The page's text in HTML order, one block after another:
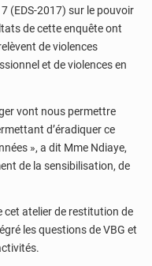
(EDS-2017) sur le pouvoir
de cette enquête ont
de violences
et de violences en
vont nous permettre
d’éradiquer ce
», a dit Mme Ndiaye,
de la sensibilisation, de
cet atelier de restitution de
les questions de VBG et